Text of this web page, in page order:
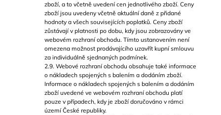
zboží, a to včetně uvedení cen jednotlivého zboží. Ceny
zboží jsou uvedeny včetně aktuální daně z přidané
hodnoty a všech souvisejících poplatků. Ceny zboží
zůstávají v platnosti po dobu, kdy jsou zobrazovány ve
webovém rozhraní obchodu. Tímto ustanovením není
omezena možnost prodávajícího uzavřít kupní smlouvu
za individuálně sjednaných podmínek.
2.9. Webové rozhraní obchodu obsahuje také informace
o nákladech spojených s balením a dodáním zboží.
Informace o nákladech spojených s balením a dodáním
zboží uvedené ve webovém rozhraní obchodu platí
pouze v případech, kdy je zboží doručováno v rámci
území České republiky.